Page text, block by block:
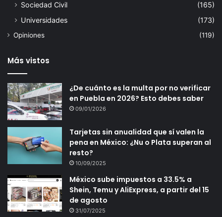
Sociedad Civil
(165)
Universidades
(173)
Opiniones (119)
Más vistos
¿De cuánto es la multa por no verificar
en Puebla en 2026? Esto debes saber
09/01/2026
Tarjetas sin anualidad que sí valen la
pena en México: ¿Nu o Plata superan al
resto?
10/09/2025
México sube impuestos a 33.5% a
Shein, Temu y AliExpress, a partir del 15
de agosto
31/07/2025